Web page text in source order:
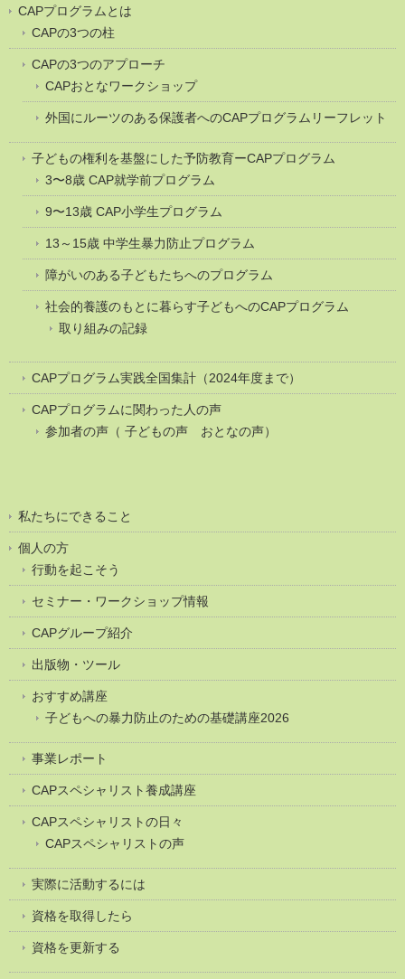
CAPプログラムとは
CAPの3つの柱
CAPの3つのアプローチ
CAPおとなワークショップ
外国にルーツのある保護者へのCAPプログラムリーフレット
子どもの権利を基盤にした予防教育ーCAPプログラム
3〜8歳 CAP就学前プログラム
9〜13歳 CAP小学生プログラム
13～15歳 中学生暴力防止プログラム
障がいのある子どもたちへのプログラム
社会的養護のもとに暮らす子どもへのCAPプログラム
取り組みの記録
CAPプログラム実践全国集計（2024年度まで）
CAPプログラムに関わった人の声
参加者の声（ 子どもの声 おとなの声）
私たちにできること
個人の方
行動を起こそう
セミナー・ワークショップ情報
CAPグループ紹介
出版物・ツール
おすすめ講座
子どもへの暴力防止のための基礎講座2026
事業レポート
CAPスペシャリスト養成講座
CAPスペシャリストの日々
CAPスペシャリストの声
実際に活動するには
資格を取得したら
資格を更新する